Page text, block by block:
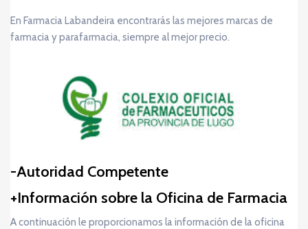
En Farmacia Labandeira encontrarás las mejores marcas de
farmacia y parafarmacia, siempre al mejor precio.
Autoridad Competente
Información sobre la Oficina de Farmacia
A continuación le proporcionamos la información de la oficina